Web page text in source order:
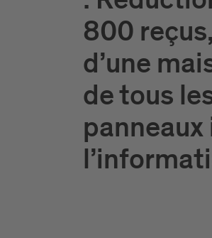
800
d’une
de tous